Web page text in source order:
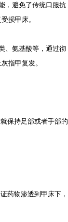
，避免了传统口服抗
损甲床。
、氨基酸等，通过彻
指甲复发。
保持足部或者手部的
药物渗透到甲床下，